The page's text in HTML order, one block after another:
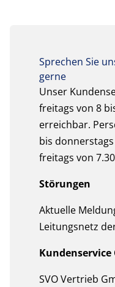
Sprechen Sie
gerne
Unser
freitags von 8
erreichbar.
bis
freitags von
Störungen
Aktuelle
Leitungsnetz
Kundenservice
SVO Vertrieb